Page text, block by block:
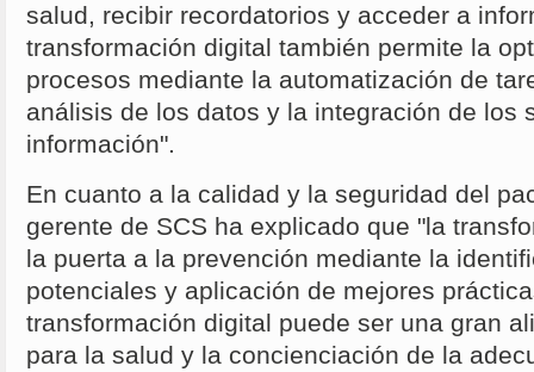
salud, recibir recordatorios y acceder a
transformación digital también permite la
procesos mediante la automatización de
análisis de los datos y la integración de los
información".
En cuanto a la calidad y la seguridad del
gerente de SCS ha explicado que "la
la puerta a la prevención mediante la
potenciales y aplicación de mejores
transformación digital puede ser una gran
para la salud y la concienciación de la